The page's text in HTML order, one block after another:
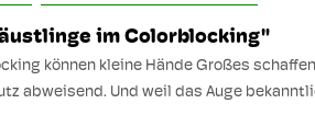
im Colorblocking"
können kleine Hände Großes
abweisend. Und weil das Auge